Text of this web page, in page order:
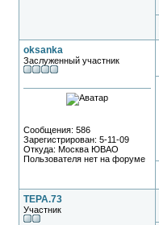
oksanka
Заслуженный участник
Сообщения: 586
Зарегистрирован: 5-11-09
Откуда: Москва ЮВАО
Пользователя нет на форуме
TEPA.73
Участник